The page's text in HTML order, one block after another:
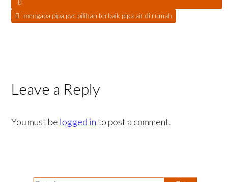
mengapa pipa pvc pilihan terbaik pipa air di rumah
Leave a Reply
You must be logged into post a comment.